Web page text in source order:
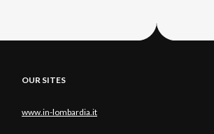
OUR SITES
www.in-lombardia.it